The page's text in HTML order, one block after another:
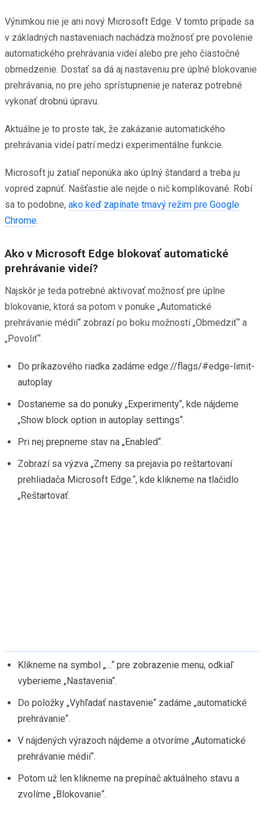
Výnimkou nie je ani nový Microsoft Edge. V tomto prípade sa
v základných nastaveniach nachádza možnosť pre povolenie
automatického prehrávania videí alebo pre jeho čiastočné
obmedzenie. Dostať sa dá aj nastaveniu pre úplné blokovanie
prehrávania, no pre jeho sprístupnenie je nateraz potrebné
vykonať drobnú úpravu.
Aktuálne je to proste tak, že zakázanie automatického
prehrávania videí patrí medzi experimentálne funkcie.
Microsoft ju zatiaľ neponúka ako úplný štandard a treba ju
vopred zapnúť. Našťastie ale nejde o nič komplikované. Robí
sa to podobne, ako keď zapínate tmavý režim pre Google
Chrome.
Ako v Microsoft Edge blokovať automatické
prehrávanie videí?
Najskôr je teda potrebné aktivovať možnosť pre úplne
blokovanie, ktorá sa potom v ponuke „Automatické
prehrávanie médií“ zobrazí po boku možností „Obmedziť“ a
„Povoliť“.
Do príkazového riadka zadáme edge://flags/#edge-limit-
autoplay
Dostaneme sa do ponuky „Experimenty“, kde nájdeme
„Show block option in autoplay settings“.
Pri nej prepneme stav na „Enabled“.
Zobrazí sa výzva „Zmeny sa prejavia po reštartovaní
prehliadača Microsoft Edge.“, kde klikneme na tlačidlo
„Reštartovať.
Klikneme na symbol „…“ pre zobrazenie menu, odkiaľ
vyberieme „Nastavenia“.
Do položky „Vyhľadať nastavenie“ zadáme „automatické
prehrávanie“.
V nájdených výrazoch nájdeme a otvoríme „Automatické
prehrávanie médií“.
Potom už len klikneme na prepínač aktuálneho stavu a
zvolíme „Blokovanie“.